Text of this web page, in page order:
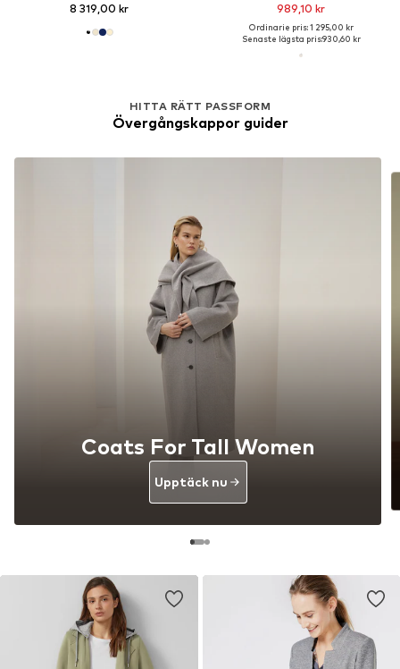
8 319,00 kr 989,10 kr
Ordinarie pris: 1 295,00 kr
Senaste lägsta pris:930,60 kr
HITTA RÄTT PASSFORM
Övergångskappor guider
Coats For Tall Women
Upptäck nu